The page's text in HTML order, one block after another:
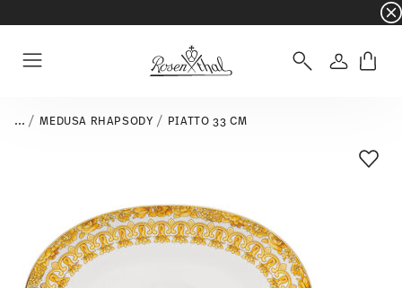
☀️ Summer SALE su articoli e collezioni
Accedi
... MEDUSA RHAPSODY PIATTO 33 CM
Lista